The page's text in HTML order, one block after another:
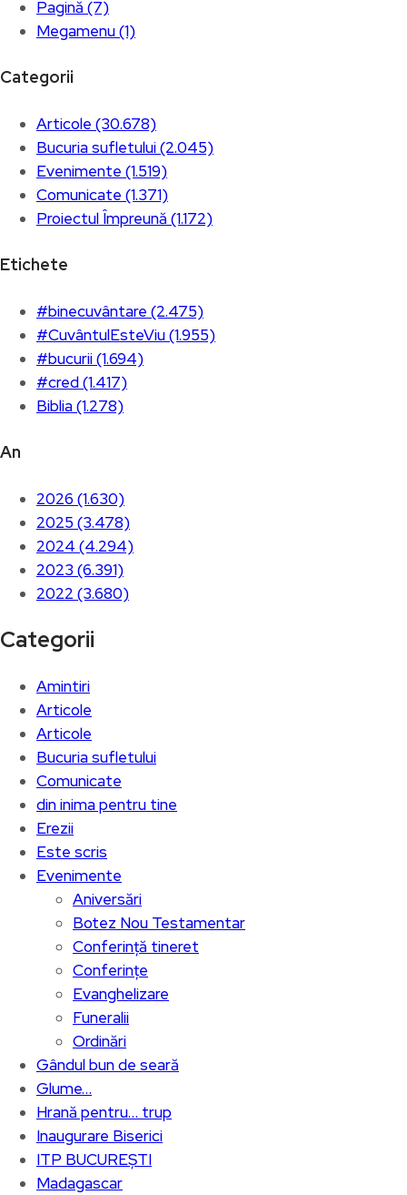
Pagină (7)
Megamenu (1)
Categorii
Articole (30.678)
Bucuria sufletului (2.045)
Evenimente (1.519)
Comunicate (1.371)
Proiectul Împreună (1.172)
Etichete
#binecuvântare (2.475)
#CuvântulEsteViu (1.955)
#bucurii (1.694)
#cred (1.417)
Biblia (1.278)
An
2026 (1.630)
2025 (3.478)
2024 (4.294)
2023 (6.391)
2022 (3.680)
Categorii
Amintiri
Articole
Articole
Bucuria sufletului
Comunicate
din inima pentru tine
Erezii
Este scris
Evenimente
Aniversări
Botez Nou Testamentar
Conferință tineret
Conferințe
Evanghelizare
Funeralii
Ordinări
Gândul bun de seară
Glume…
Hrană pentru… trup
Inaugurare Biserici
ITP BUCUREȘTI
Madagascar